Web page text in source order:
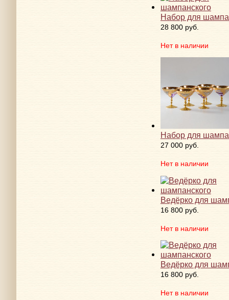
Набор для
28 800 руб.
Нет в наличии
Набор для
27 000 руб.
Нет в наличии
Ведёрко для
16 800 руб.
Нет в наличии
Ведёрко для
16 800 руб.
Нет в наличии